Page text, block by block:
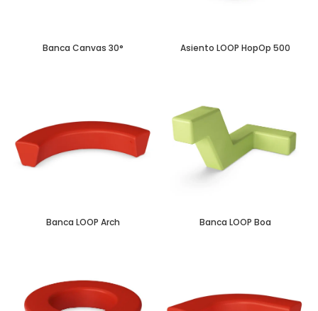
Banca Canvas 30° Asiento LOOP HopOp 500
Banca LOOP Arch Banca LOOP Boa